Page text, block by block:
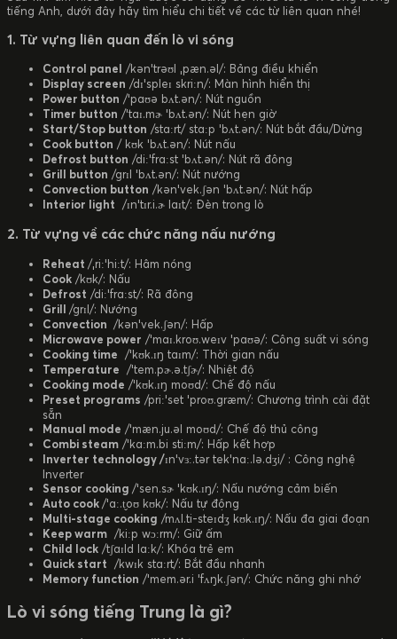
tiếng Anh, dưới đây hãy tìm hiểu chi tiết về các từ liên quan nhé!
1. Từ vựng liên quan đến lò vi sóng
Control panel /kənˈtrəʊl ˌpæn.əl/: Bảng điều khiển
Display screen /dɪˈspleɪ skriːn/: Màn hình hiển thị
Power button /ˈpaʊə bʌt.ən/: Nút nguồn
Timer button /ˈtaɪ.mɚ ˈbʌt.ən/: Nút hẹn giờ
Start/Stop button /stɑːrt/ stɑːp ˈbʌt.ən/: Nút bắt đầu/Dừng
Cook button / kʊk ˈbʌt.ən/: Nút nấu
Defrost button /diːˈfrɑːst ˈbʌt.ən/: Nút rã đông
Grill button /ɡrɪl ˈbʌt.ən/: Nút nướng
Convection button /kənˈvek.ʃən ˈbʌt.ən/: Nút hấp
Interior light /ɪnˈtɪr.i.ɚ laɪt/: Đèn trong lò
2. Từ vựng về các chức năng nấu nướng
Reheat /ˌriːˈhiːt/: Hâm nóng
Cook /kʊk/: Nấu
Defrost /diːˈfrɑːst/: Rã đông
Grill /ɡrɪl/: Nướng
Convection /kənˈvek.ʃən/: Hấp
Microwave power /ˈmaɪ.kroʊ.weɪv ˈpaʊə/: Công suất vi sóng
Cooking time /ˈkʊk.ɪŋ taɪm/: Thời gian nấu
Temperature /ˈtem.pɚ.ə.tʃɚ/: Nhiệt độ
Cooking mode /ˈkʊk.ɪŋ moʊd/: Chế độ nấu
Preset programs /priːˈset ˈproʊ.ɡræm/: Chương trình cài đặt
sẵn
Manual mode /ˈmæn.ju.əl moʊd/: Chế độ thủ công
Combi steam /ˈkɑːm.bi stiːm/: Hấp kết hợp
Inverter technology /ɪnˈvɜː.tər tekˈnɑː.lə.dʒi/ : Công nghệ
Inverter
Sensor cooking /ˈsen.sɚ ˈkʊk.ɪŋ/: Nấu nướng cảm biến
Auto cook/ˈɑː.t̬oʊ kʊk/: Nấu tự động
Multi-stage cooking /mʌl.ti-steɪdʒ kʊk.ɪŋ/: Nấu đa giai đoạn
Keep warm /kiːp wɔːrm/: Giữ ấm
Child lock /tʃaɪld lɑːk/: Khóa trẻ em
Quick start /kwɪk stɑːrt/: Bắt đầu nhanh
Memory function /ˈmem.ər.i ˈfʌŋk.ʃən/: Chức năng ghi nhớ
Lò vi sóng tiếng Trung là gì?